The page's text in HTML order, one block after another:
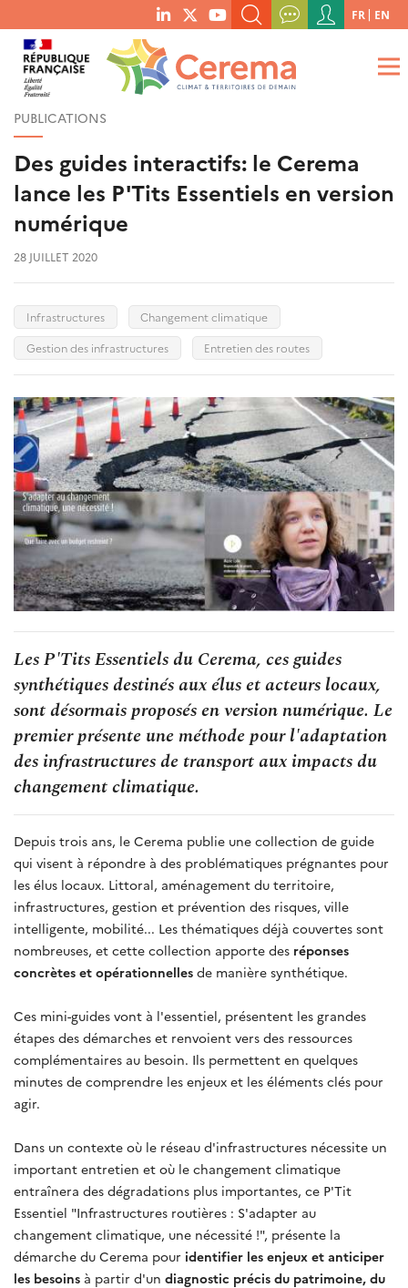
menu
social
links
RECHERCHER UN MOT-CLÉ, UNE PUBLICATION, ETC.
QUE RECHERCHEZ-VOUS ?
Menu
du
compte
de
FR EN
PUBLICATIONS
Des guides interactifs: le Cerema
lance les P'Tits Essentiels en version
numérique
28 JUILLET 2020
Infrastructures
Changement climatique
Gestion des infrastructures
Entretien des routes
Les P'Tits Essentiels du Cerema, ces guides
synthétiques destinés aux élus et acteurs locaux,
sont désormais proposés en version numérique. Le
premier présente une méthode pour l'adaptation
des infrastructures de transport aux impacts du
changement climatique.
Depuis trois ans, le Cerema publie une collection de guide
qui visent à répondre à des problématiques prégnantes pour
les élus locaux. Littoral, aménagement du territoire,
infrastructures, gestion et prévention des risques, ville
intelligente, mobilité... Les thématiques déjà couvertes sont
nombreuses, et cette collection apporte des réponses
concrètes et opérationnelles de manière synthétique.
Ces mini-guides vont à l'essentiel, présentent les grandes
étapes des démarches et renvoient vers des ressources
complémentaires au besoin. Ils permettent en quelques
minutes de comprendre les enjeux et les éléments clés pour
agir.
Dans un contexte où le réseau d'infrastructures nécessite un
important entretien et où le changement climatique
entraînera des dégradations plus importantes, ce P'Tit
Essentiel "Infrastructures routières : S'adapter au
changement climatique, une nécessité !", présente la
démarche du Cerema pour identifier les enjeux et anticiper
les besoins à partir d'un diagnostic précis du patrimoine, du